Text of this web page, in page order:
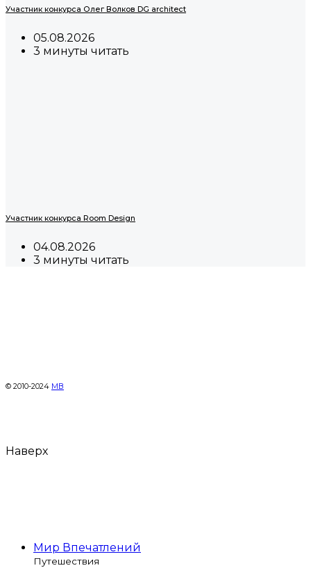
Участник конкурса Олег Волков DG architect
05.08.2026
3 минуты читать
Участник конкурса Room Design
04.08.2026
3 минуты читать
© 2010-2024 МВ
Наверх
Мир Впечатлений
Путешествия